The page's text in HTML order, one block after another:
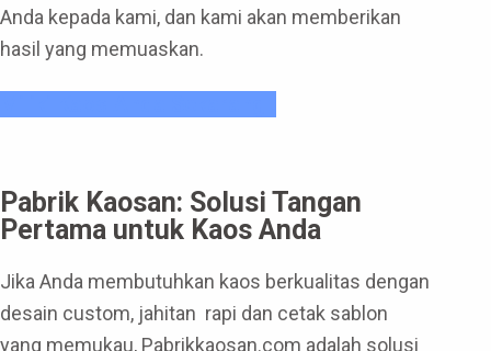
Anda kepada kami, dan kami akan memberikan
hasil yang memuaskan.
Pabrik Kaosan: Solusi Tangan
Pertama untuk Kaos Anda
Jika Anda membutuhkan kaos berkualitas dengan
desain custom, jahitan rapi dan cetak sablon
yang memukau, Pabrikkaosan.com adalah solusi